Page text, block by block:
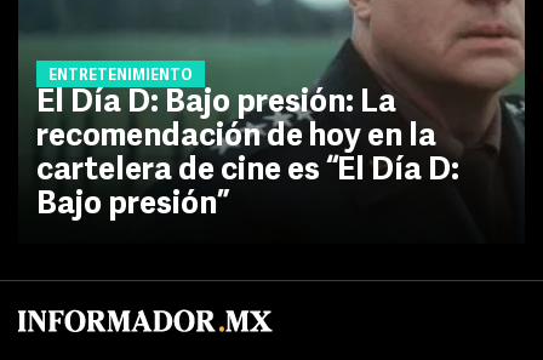
ENTRETENIMIENTO
El Día D: Bajo presión: La
recomendación de hoy en la
cartelera de cine es “El Día D:
Bajo presión”